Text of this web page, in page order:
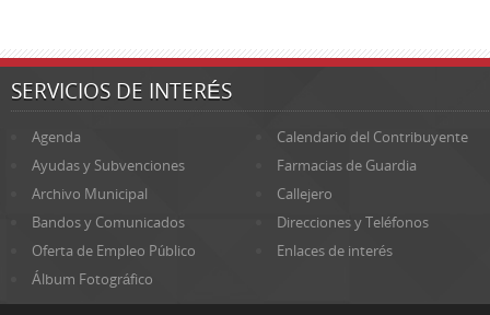
SERVICIOS DE INTERÉS
Agenda
Calendario del Contribuyente
Ayudas y Subvenciones
Farmacias de Guardia
Archivo Municipal
Callejero
Bandos y Comunicados
Direcciones y Teléfonos
Oferta de Empleo Público
Enlaces de interés
Álbum Fotográfico